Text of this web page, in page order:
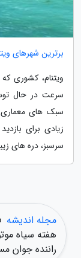
برترین شهرهای ویتنام؛ 17 شهر و
ویتنام، کشوری
سرعت در حال
سبک های
زیادی برای
سرسبز، دره های
مجله اندیشه
هفته سیاه
راننده جوان